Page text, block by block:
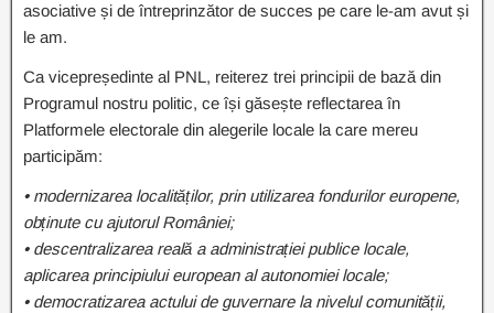
asociative și de întreprinzător de succes pe care le-am avut și
le am.
Ca vicepreședinte al PNL, reiterez trei principii de bază din
Programul nostru politic, ce își găsește reflectarea în
Platformele electorale din alegerile locale la care mereu
participăm:
• modernizarea localităților, prin utilizarea fondurilor europene,
obținute cu ajutorul României;
• descentralizarea reală a administrației publice locale,
aplicarea principiului european al autonomiei locale;
• democratizarea actului de guvernare la nivelul comunității,